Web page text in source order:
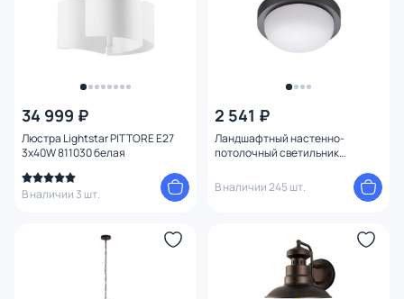
34 999 ₽
Люстра Lightstar PITTORE E27
3х40W 811030 белая
В наличии 3 шт.
2 541 ₽
Ландшафтный настенно-
потолочный светильник
12W 358015 STREET
В наличии 245 шт.